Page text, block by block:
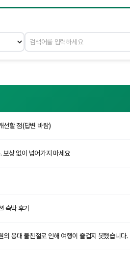
선할 점(답변 바람)
보상 없이 넘어가지 마세요
숙박 후기
의 응대 불친절로 인해 여행이 즐겁지 못했습니다.